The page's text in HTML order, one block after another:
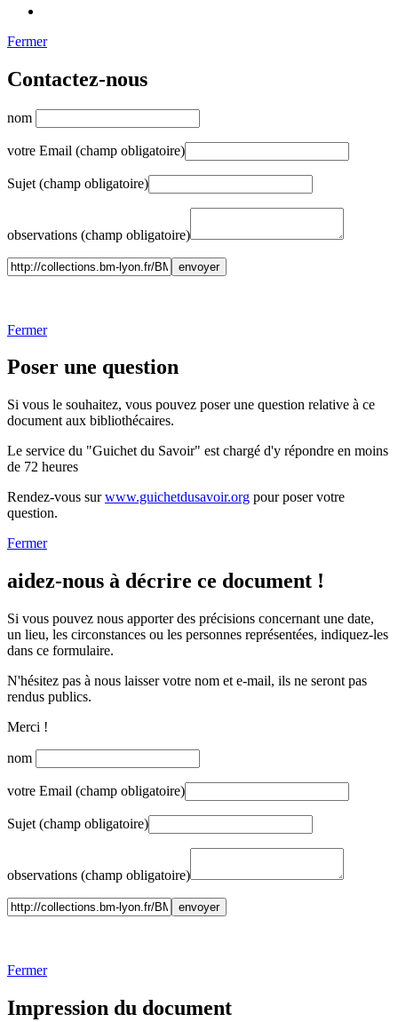
Fermer
Contactez-nous
nom
votre Email (champ obligatoire)
Sujet (champ obligatoire)
observations (champ obligatoire)
Fermer
Poser une question
Si vous le souhaitez, vous pouvez poser une question relative à ce
document aux bibliothécaires.
Le service du "Guichet du Savoir" est chargé d'y répondre en moins
de 72 heures
Rendez-vous surwww.guichetdusavoir.org pour poser votre
question.
Fermer
aidez-nous à décrire ce document !
Si vous pouvez nous apporter des précisions concernant une date,
un lieu, les circonstances ou les personnes représentées, indiquez-les
dans ce formulaire.
N'hésitez pas à nous laisser votre nom et e-mail, ils ne seront pas
rendus publics.
Merci !
nom
votre Email (champ obligatoire)
Sujet (champ obligatoire)
observations (champ obligatoire)
Fermer
Impression du document